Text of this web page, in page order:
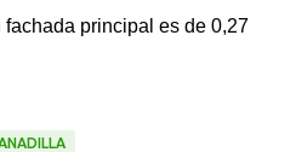
principal es de 0,27